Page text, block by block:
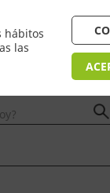
hábitos
las